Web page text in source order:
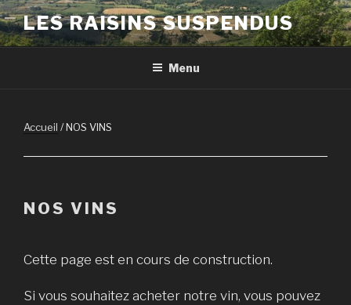
Aller
au
contenu
LES RAISINS SUSPENDUS
Menu
Accueil / NOS VINS
NOS VINS
Cette page est en cours de construction.
Si vous souhaitez acheter notre vin, vous pouvez